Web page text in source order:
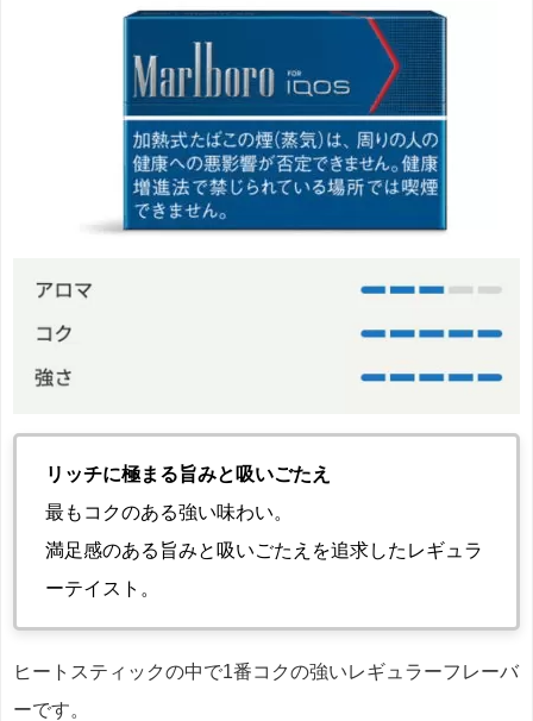
リッチに極まる旨みと吸いごたえ
最もコクのある強い味わい。
満足感のある旨みと吸いごたえを追求したレギュラ
ーテイスト。
ヒートスティックの中で1番コクの強いレギュラーフレーバ
ーです。